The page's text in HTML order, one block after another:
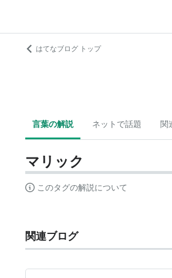
はてなブログ トップ
言葉の解説 ネットで話題 関
マリック
このタグの解説について
関連ブログ